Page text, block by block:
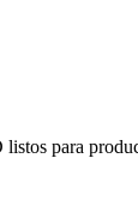
listos para